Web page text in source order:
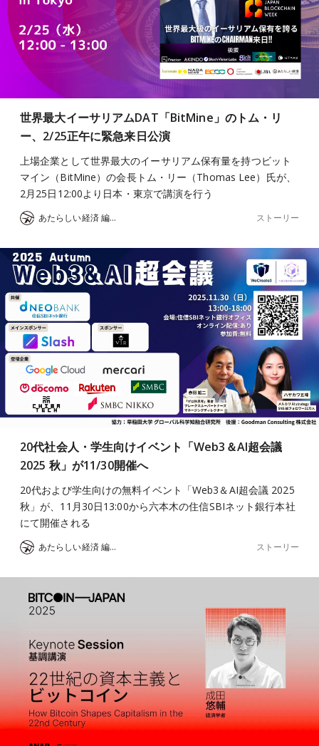
世界最大イーサリアムDAT「BitMine」のトム・リ
ー、2/25正午に緊急来日公演
上場企業として世界最大のイーサリアム保有量を持つビット
マイン（BitMine）の会長トム・リー（Thomas Lee）氏が、
2月25日12:00より日本・東京で講演を行う
あたらしい経済 編集部 ストーリー
20代社会人・学生向けイベント「Web3＆AI超会議
2025 秋」が11/30開催へ
20代および学生向けの無料イベント「Web3＆AI超会議 2025
秋」が、11月30日13:00から六本木の住信SBIネット銀行本社
にて開催される
あたらしい経済 編集部 ストーリー